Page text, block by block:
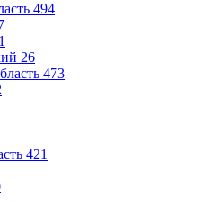
494
26
473
421